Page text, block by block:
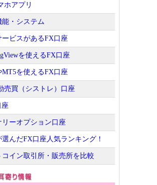
ホアプリ
能・システム
ービスがあるFX口座
を使えるFX口座
MT5を使えるFX口座
売買（シストレ）口座
座
リーオプション口座
んだFX口座人気ランキング！
コイン取引所・販売所を比較